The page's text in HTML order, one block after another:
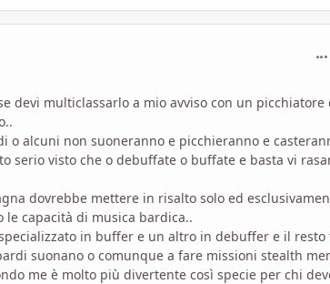
devi multiclassarlo a mio avviso con un picchiatore
alcuni non suoneranno e picchieranno e
visto che o debuffate o buffate e basta vi
dovrebbe mettere in risalto solo ed
capacità di musica bardica..
in buffer e un altro in debuffer e il resto
suonano o comunque a fare missioni stealth
me è molto più divertente così specie per chi